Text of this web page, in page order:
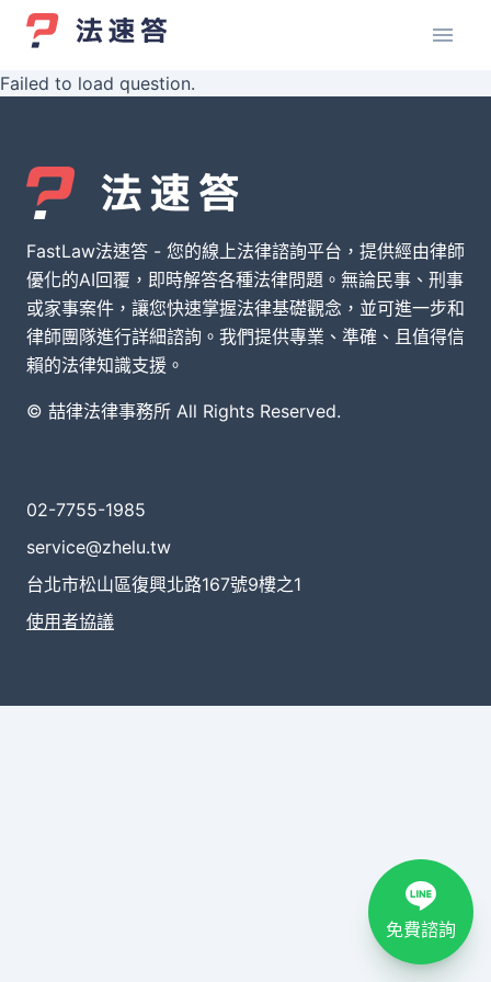
Failed to load question.
FastLaw法速答 - 您的線上法律諮詢平台，提供經由律師
優化的AI回覆，即時解答各種法律問題。無論民事、刑事
或家事案件，讓您快速掌握法律基礎觀念，並可進一步和
律師團隊進行詳細諮詢。我們提供專業、準確、且值得信
賴的法律知識支援。
© 喆律法律事務所 All Rights Reserved.
02-7755-1985
service@zhelu.tw
台北市松山區復興北路167號9樓之1
使用者協議
免費諮詢